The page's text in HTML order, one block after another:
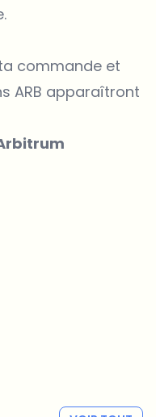
commande et
ARB apparaîtront